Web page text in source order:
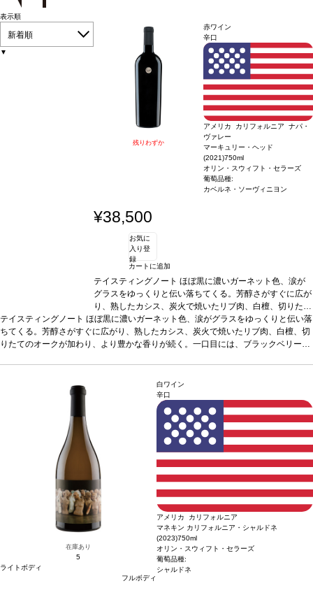
表示順
新着順
▼
残りわずか
赤ワイン
辛口
アメリカ カリフォルニア ナパ・
ヴァレー
マーキュリー・ヘッド
(2021)750ml
オリン・スウィフト・セラーズ
葡萄品種:
カベルネ・ソーヴィニヨン
¥38,500
お気に
入り登
録
カートに追加
テイスティングノートほぼ黒に濃いガーネット色、涙が
グラスをゆっくりと伝い落ちてくる。芳醇さがすぐに広が
り、熟したカシス、炭火で焼いたリブ肉、白檀、切りたて
のオークが加わり、より豊かな香りが続く。一口目には、
ブラックベリー、ブラックプラム、フェンネル、リコリ
ス、ダークチョコレートが織りなす、複雑で多層な味わい
ュが残り、石灰のような柔らかいテクスチャーのタンニン
で締めくくられる。
*本ヴィンテージが在庫切れの場合、在庫があり価格が同
様の場合は自動的に次のヴィンテージに変更されます、ご
テイスティングノート ほぼ黒に濃いガーネット色、涙がグラスをゆっくりと伝い落
ちてくる。芳醇さがすぐに広がり、熟したカシス、炭火で焼いたリブ肉、白檀、切
りたてのオークが加わり、より豊かな香りが続く。一口目には、ブラックベリー、
でバランスが表れる。甘美な余韻のフィニッシュが残り、石灰のような柔らかいテ
クスチャーのタンニンで締めくくられる。葡萄品種
ヴィンテージが在庫切れの場合、在庫があり価格が同様の場合は自動的に次のヴィ
ンテージに変更されます、ご了承ください。
在庫あり
5
ライトボディ
フルボディ
白ワイン
辛口
アメリカ カリフォルニア
マネキン カリフォルニア・シャルドネ
(2023)750ml
オリン・スウィフト・セラーズ
葡萄品種:
シャルドネ